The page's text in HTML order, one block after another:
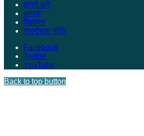
हाम्रो बारे
सम्पर्क
विज्ञापन
गोपनीयता नीति
Facebook
Twitter
YouTube
Back to top button